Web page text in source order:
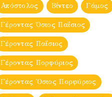
Απόστολος Βίντεο Γάμος
Γέροντας Όσιος Παΐσιος
Γέροντας Παΐσιος
Γέροντας Πορφύριος
Γέροντας Ὀσιος Πορφύριος